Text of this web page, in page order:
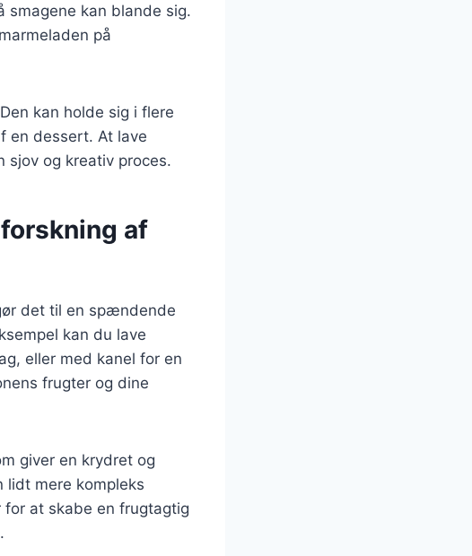
smagene kan blande sig.
på
kan holde sig i flere
en dessert. At lave
sjov og kreativ proces.
af
det til en spændende
kan du lave
eller med kanel for en
frugter og dine
giver en krydret og
lidt mere kompleks
at skabe en frugtagtig